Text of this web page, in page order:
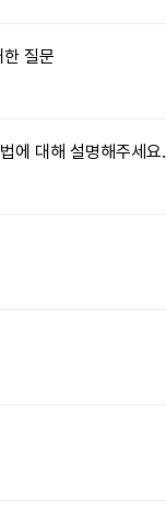
질문
에 대해 설명해주세요.